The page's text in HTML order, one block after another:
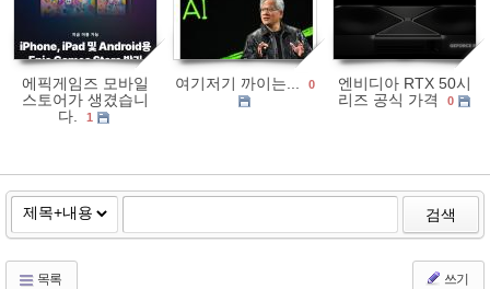
에픽게임즈 모바일
스토어가 생겼습니
다.
1
여기저기 까이는... 0
엔비디아 RTX 50시
리즈 공식 가격
0
검색
목록 쓰기